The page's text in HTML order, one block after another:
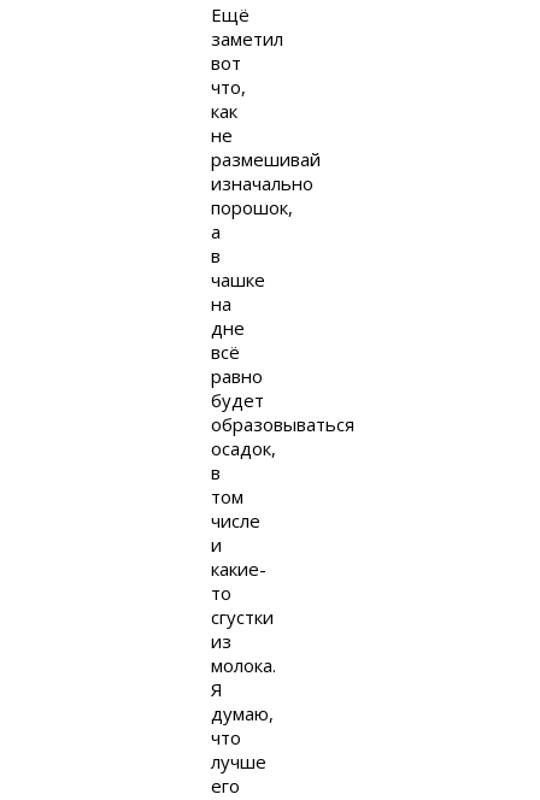
Ещё
заметил
вот
что,
как
не
размешивай
изначально
порошок,
а
в
чашке
на
дне
всё
равно
будет
образовываться
осадок,
в
том
числе
и
какие-
то
сгустки
из
молока.
Я
думаю,
что
лучше
его